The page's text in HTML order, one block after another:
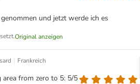
und jetzt werde ich es
Original anzeigen
| Frankreich
from zero to 5: 5/5